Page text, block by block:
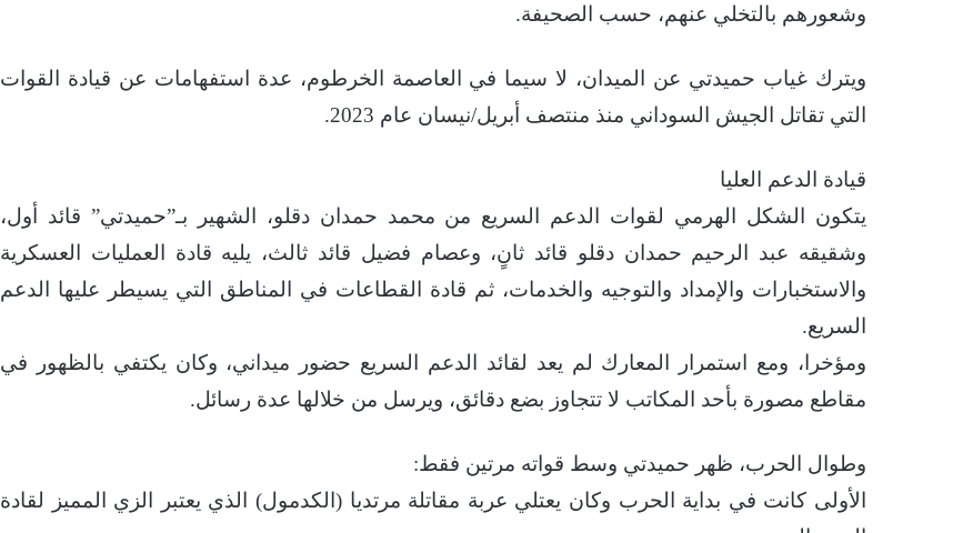
وشعورهم بالتخلي عنهم، حسب الصحيفة.
ويترك غياب حميدتي عن الميدان، لا سيما في العاصمة الخرطوم، عدة استفهامات عن قيادة القوات
التي تقاتل الجيش السوداني منذ منتصف أبريل/نيسان عام 2023.
قيادة الدعم العليا
يتكون الشكل الهرمي لقوات الدعم السريع من محمد حمدان دقلو، الشهير بـ”حميدتي” قائد أول،
وشقيقه عبد الرحيم حمدان دقلو قائد ثانٍ، وعصام فضيل قائد ثالث، يليه قادة العمليات العسكرية
والاستخبارات والإمداد والتوجيه والخدمات، ثم قادة القطاعات في المناطق التي يسيطر عليها الدعم
السريع.
ومؤخرا، ومع استمرار المعارك لم يعد لقائد الدعم السريع حضور ميداني، وكان يكتفي بالظهور في
مقاطع مصورة بأحد المكاتب لا تتجاوز بضع دقائق، ويرسل من خلالها عدة رسائل.
وطوال الحرب، ظهر حميدتي وسط قواته مرتين فقط:
الأولى كانت في بداية الحرب وكان يعتلي عربة مقاتلة مرتديا (الكدمول) الذي يعتبر الزي المميز لقادة